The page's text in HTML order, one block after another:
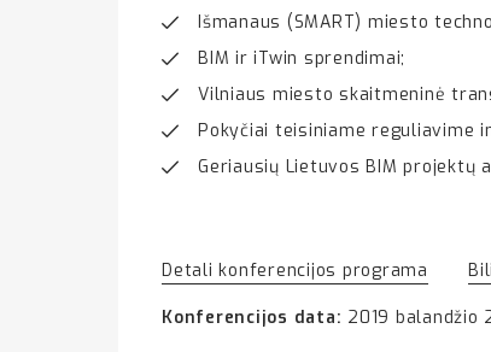
Išmanaus (SMART) miesto
BIM ir iTwin sprendimai;
Vilniaus miesto skaitmeninė
Pokyčiai teisiniame reguliavime
Geriausių Lietuvos BIM projektų
Detali konferencijos programa
Konferencijos data: 2019 balandžio